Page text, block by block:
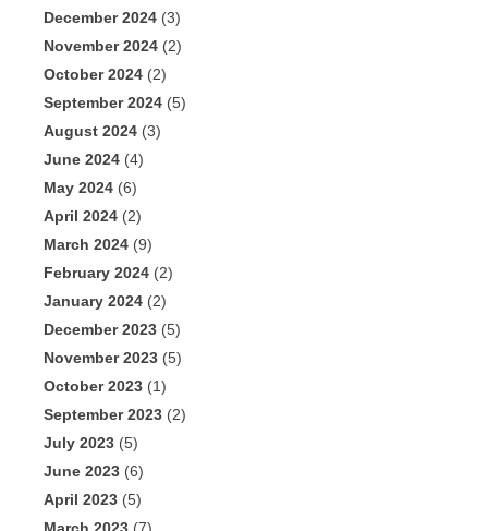
December 2024 (3)
November 2024 (2)
October 2024 (2)
September 2024 (5)
August 2024 (3)
June 2024 (4)
May 2024 (6)
April 2024 (2)
March 2024 (9)
February 2024 (2)
January 2024 (2)
December 2023 (5)
November 2023 (5)
October 2023 (1)
September 2023 (2)
July 2023 (5)
June 2023 (6)
April 2023 (5)